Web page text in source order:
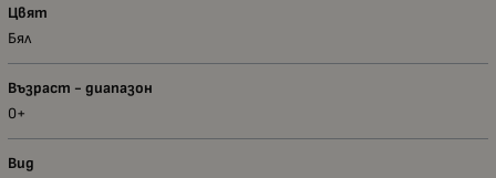
Цвят
Бял
Възраст - диапазон
0+
Вид